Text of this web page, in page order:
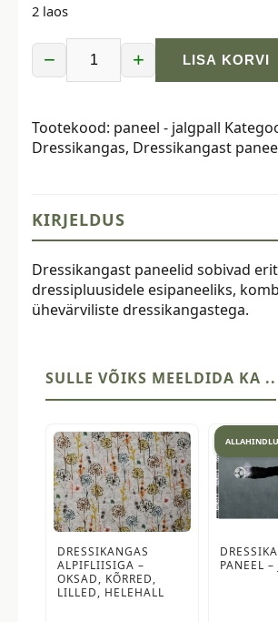
2 laos
−
Dressikangast
paneel,
cm,
jalgpall
+ LISA KORVI
Tootekood: paneel - jalgpall
Dressikangas, Dressikangast
KIRJELDUS
Dressikangast paneelid sobivad
dressipluusidele esipaneeliks,
ühevärviliste dressikangastega.
SULLE VÕIKS MEELDIDA KA ..
DRESSIKANGAS
ALPIFLIISIGA –
OKSAD, KÕRRED,
LILLED, HELEHALL
PANEEL –